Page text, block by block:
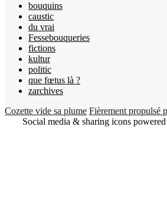
bouquins
caustic
du vrai
Fessebouqueries
fictions
kultur
politic
que fœtus là ?
zarchives
Cozette vide sa plume Fièrement propulsé
Social media & sharing icons